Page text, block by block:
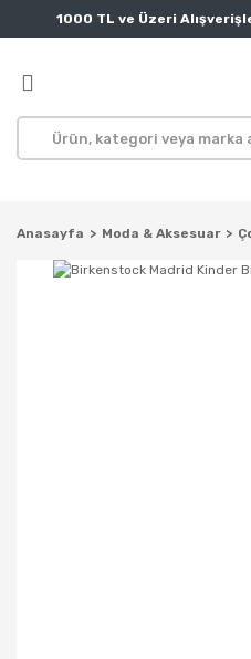
1000 TL ve Üzeri
Anasayfa Moda & Aksesuar